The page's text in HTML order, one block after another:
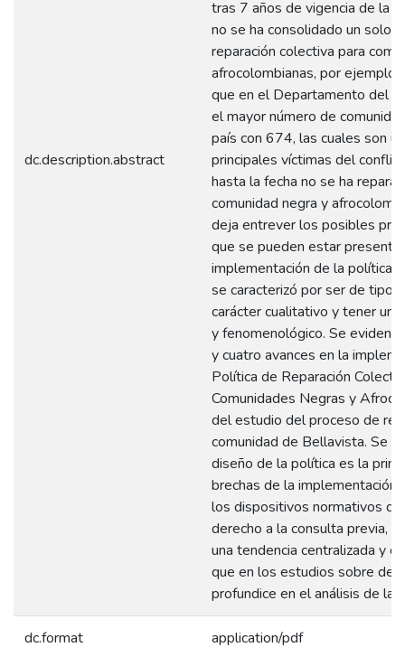
dc.description.abstract
tras 7 años de vigencia de la
no se ha consolidado un solo
reparación colectiva para
afrocolombianas, por ejemplo,
que en el Departamento del
el mayor número de
país con 674, las cuales son
principales víctimas del
hasta la fecha no se ha
comunidad negra y
deja entrever los posibles
que se pueden estar
implementación de la política.
se caracterizó por ser de tipo
carácter cualitativo y tener un
y fenomenológico. Se
y cuatro avances en la
Política de Reparación
Comunidades Negras y
del estudio del proceso de
comunidad de Bellavista. Se
diseño de la política es la
brechas de la
los dispositivos normativos
derecho a la consulta previa,
una tendencia centralizada y
que en los estudios sobre
profundice en el análisis de
dc.format application/pdf